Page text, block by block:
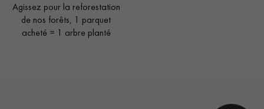
Agissez pour la reforestation
de nos forêts, 1 parquet
acheté = 1 arbre planté